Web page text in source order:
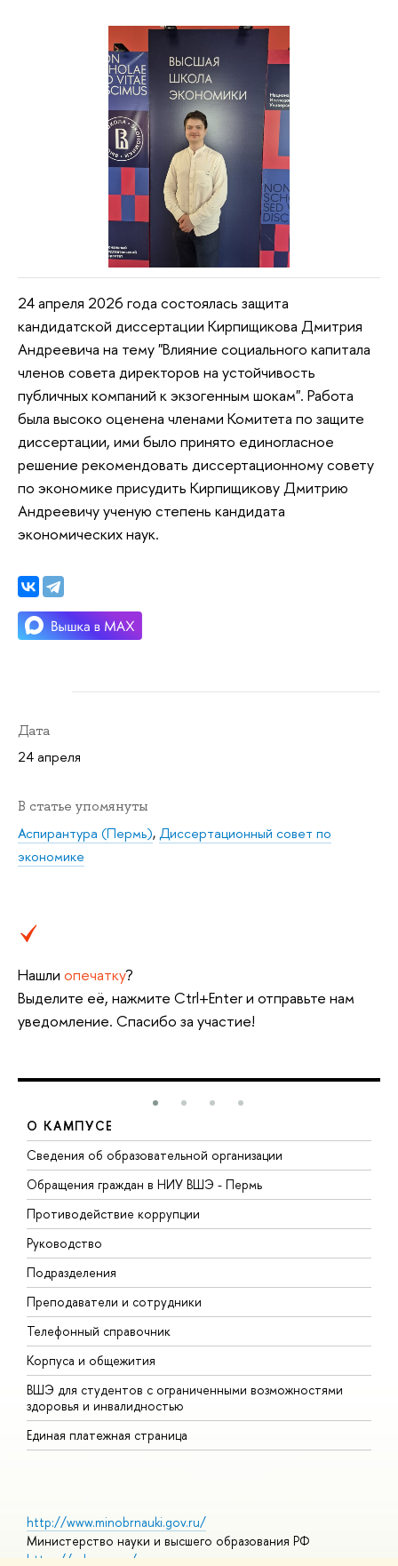
24 апреля 2026 года состоялась защита
кандидатской диссертации Кирпищикова Дмитрия
Андреевича на тему "Влияние социального капитала
членов совета директоров на устойчивость
публичных компаний к экзогенным шокам". Работа
была высоко оценена членами Комитета по защите
диссертации, ими было принято единогласное
решение рекомендовать диссертационному совету
по экономике присудить Кирпищикову Дмитрию
Андреевичу ученую степень кандидата
экономических наук.
Дата
24 апреля
В статье упомянуты
Аспирантура (Пермь),Диссертационный совет по
экономике
Нашли опечатку?
Выделите её, нажмите Ctrl+Enter и отправьте нам
уведомление. Спасибо за участие!
О КАМПУСЕ
Сведения об образовательной организации
Обращения граждан в НИУ ВШЭ - Пермь
Противодействие коррупции
Руководство
Подразделения
Преподаватели и сотрудники
Телефонный справочник
Корпуса и общежития
ВШЭ для студентов с ограниченными возможностями
здоровья и инвалидностью
Единая платежная страница
http://www.minobrnauki.gov.ru/
Министерство науки и высшего образования РФ
https://edu.gov.ru/